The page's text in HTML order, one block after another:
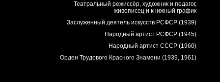
Театральный режиссёр, художник и педагог,
живописец и книжный график
Заслуженный деятель искусств РСФСР (1939)
Народный артист РСФСР (1945)
Народный артист СССР (1960)
Орден Трудового Красного Знамени (1939, 1961)